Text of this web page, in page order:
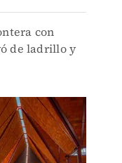
con
de ladrillo y